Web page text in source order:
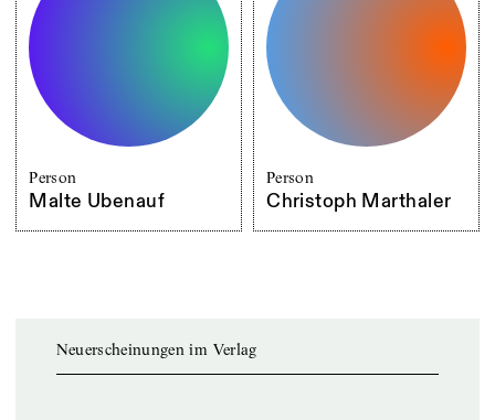
Person
Malte Ubenauf
Person
Christoph Marthaler
Neuerscheinungen im Verlag